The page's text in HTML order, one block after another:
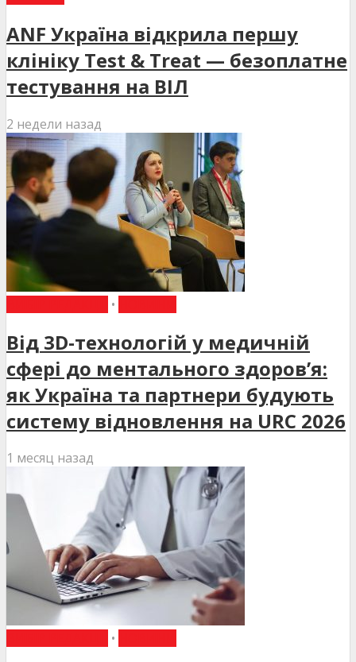
ANF Україна відкрила першу
клініку Test & Treat — безоплатне
тестування на ВІЛ
2 недели назад
•
Від 3D-технологій у медичній
сфері до ментального здоров’я:
як Україна та партнери будують
систему відновлення на URC 2026
1 месяц назад
•